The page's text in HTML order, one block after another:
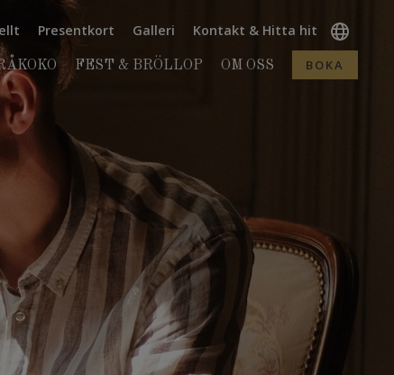
BOKA
FEST & BRÖLLOP OM OSS
Presentkort Galleri Kontakt & Hitta hit